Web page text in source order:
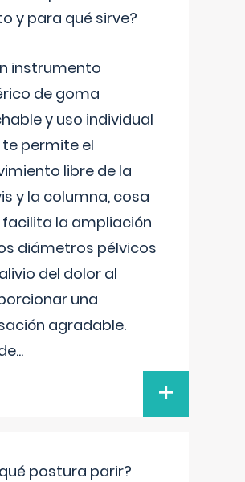
y para qué sirve?
instrumento
de goma
y uso individual
te permite el
libre de la
y la columna, cosa
facilita la ampliación
diámetros pélvicos
del dolor al
una
agradable.
...
+
qué postura parir?